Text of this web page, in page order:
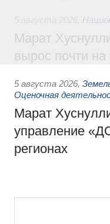
Марат
вырос почти на
5 августа 2026,
Оценочная
Марат
управление
регионах